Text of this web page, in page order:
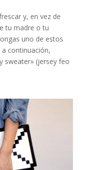
y, en vez de
tu madre o tu
uno de estos
continuación,
sweater» (jersey feo